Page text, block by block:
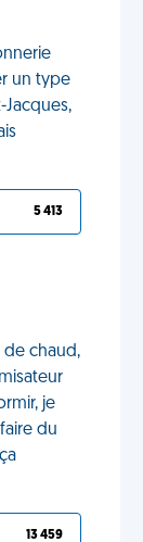
un type
Jacques,
5 413
de chaud,
je
du
13 459